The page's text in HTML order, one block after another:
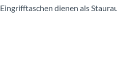
dienen als